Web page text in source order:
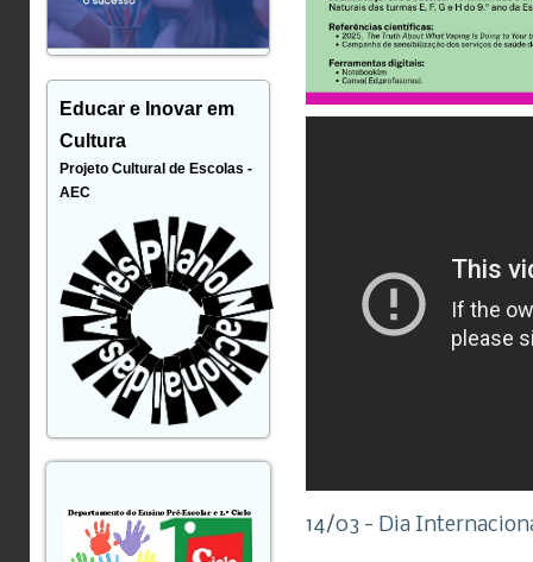
14/03 - Dia
Educar e Inovar em
Cultura
Projeto Cultural de Escolas -
AEC